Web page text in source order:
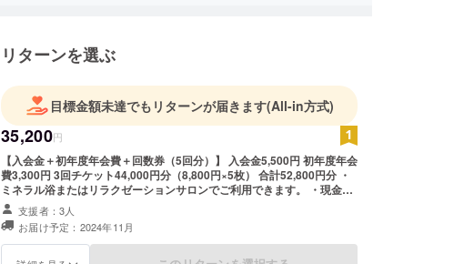
リターンを選ぶ
目標金額未達でもリターンが届きます(All-in方式)
35,200円
【入会金＋初年度年会費＋回数券（5回分）】 入会金5,500円 初年度年会
費3,300円 3回チケット44,000円分（8,800円×5枚） 合計52,800円分 ・
ミネラル浴またはリラクゼーションサロンでご利用できます。 ・現金へ
の交換はできません。 ・初回来店時にお礼メールの中の商品（回数券）
引換番号をお伝えください。 ・有効期間：2024年11月1日〜2025年10
月31日までの1年間
支援者：3人
お届け予定：2024年11月